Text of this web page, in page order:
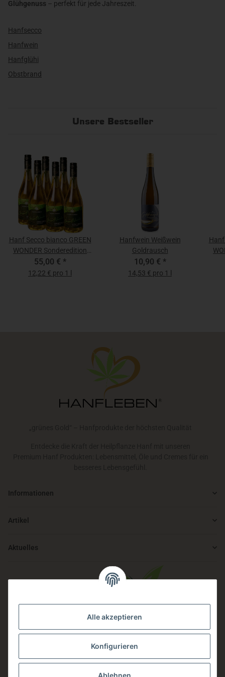
Alle akzeptieren
Konfigurieren
Glühgenuss – perfekt für jede Jahreszeit.
Hanfsecco
Hanfwein
Hanfglühi
Obstbrand
Unsere Bestseller
Hanf Secco bianco GREEN
WONDER Sonderedition
11,5% (6 x 0,75 l)
55,00 € *
12,22 € pro 1 l
Hanfwein Weißwein
Goldrausch
10,90 € *
14,53 € pro 1 l
Hanf
Informationen
Artikel
Aktuelles
Wir fördern alle Mitglieder, die sich für Nachhaltigkeit, Klimaschutz